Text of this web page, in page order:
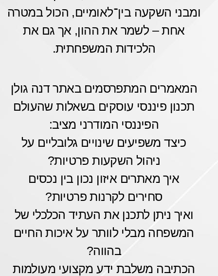
ומבני השקעה בין־לאומיים, הכול במטרה
אחת – לשמר את ההון, אך גם את
הלכידות המשפחתית.
המאמרים המתפרסמים באתר דנה גולן
תכנון פיננסי עוסקים בשאלות שהעולם
הפיננסי המודרני מציב:
כיצד משפיעים שינויים גלובליים על
ניהול השקעות פרטיות?
איך מאתרים איזון נכון בין נכסים
סחירים לקרנות פרטיות?
ואיך ניתן לתכנן את העתיד הכלכלי של
המשפחה מבלי לוותר על איכות החיים
בהווה?
הכתיבה משלבת ידע מקצועי מעולמות